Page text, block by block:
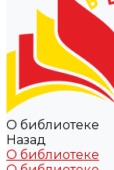
О библиотеке
Назад
О библиотеке